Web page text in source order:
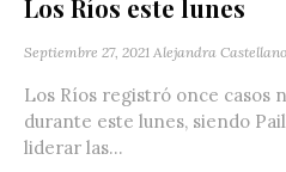
Los Ríos este lunes
Septiembre 27, 2021 Alejandra Castellano
Los Ríos registró once casos
durante este lunes, siendo
liderar las...